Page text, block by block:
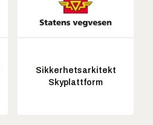
Sikkerhetsarkitekt
Skyplattform